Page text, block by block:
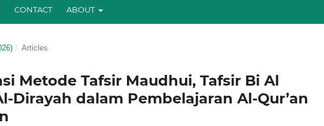
CONTACT ABOUT
/ Articles
Metode Tafsir Maudhui, Tafsir Bi Al
Dirayah dalam Pembelajaran Al-Qur’an